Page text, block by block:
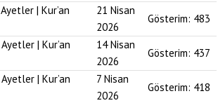
| Kur’an
21 Nisan
2026
Gösterim: 483
| Kur’an
14 Nisan
2026
Gösterim: 437
| Kur’an
7 Nisan
2026
Gösterim: 418